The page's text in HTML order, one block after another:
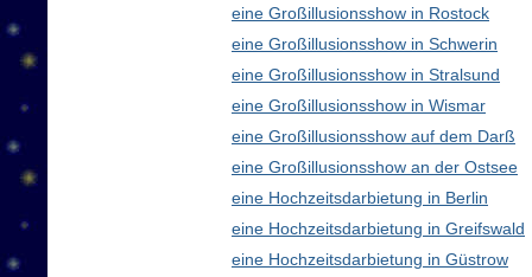
eine Großillusionsshow in Rostock
eine Großillusionsshow in Schwerin
eine Großillusionsshow in Stralsund
eine Großillusionsshow in Wismar
eine Großillusionsshow auf dem Darß
eine Großillusionsshow an der Ostsee
eine Hochzeitsdarbietung in Berlin
eine Hochzeitsdarbietung in Greifswald
eine Hochzeitsdarbietung in Güstrow